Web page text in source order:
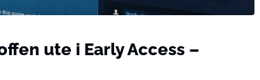
ute i Early Access –